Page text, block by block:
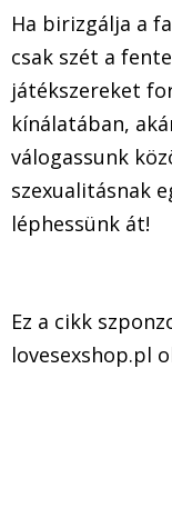
Ha birizgálja a
csak szét a
játékszereket
kínálatában,
válogassunk
szexualitásnak
léphessünk át!
Ez a cikk
lovesexshop.pl